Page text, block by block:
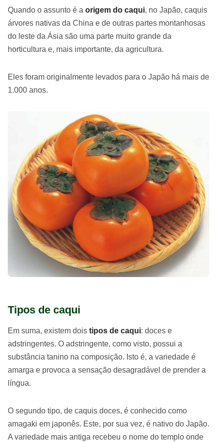
Quando o assunto é a origem do caqui, no Japão, caquis
árvores nativas da China e de outras partes montanhosas
do leste da Ásia são uma parte muito grande da
horticultura e, mais importante, da agricultura.
Eles foram originalmente levados para o Japão há mais de
1.000 anos.
Tipos de caqui
Em suma, existem dois tipos de caqui: doces e
adstringentes. O adstringente, como visto, possui a
substância tanino na composição. Isto é, a variedade é
amarga e provoca a sensação desagradável de prender a
língua.
O segundo tipo, de caquis doces, é conhecido como
amagaki em japonês. Este, por sua vez, é nativo do Japão.
A variedade mais antiga recebeu o nome do templo onde